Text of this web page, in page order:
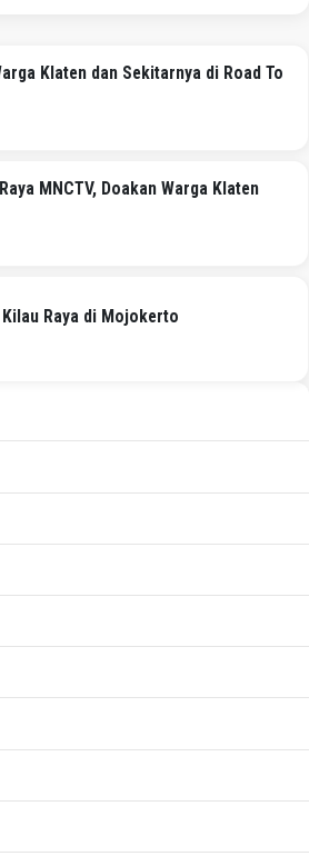
Klaten dan Sekitarnya di Road To
MNCTV, Doakan Warga Klaten
Raya di Mojokerto